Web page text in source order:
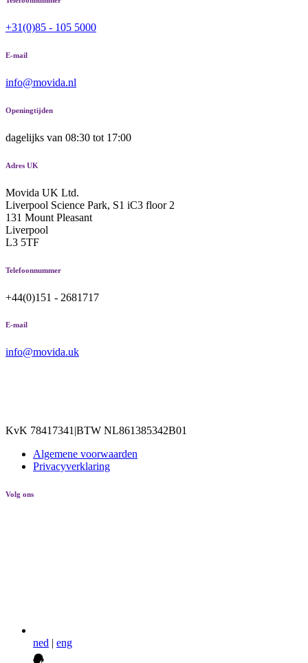
+31(0)85 - 105 5000
E-mail
info@movida.nl
Openingtijden
dagelijks van 08:30 tot 17:00
Adres UK
Movida UK Ltd.
Liverpool Science Park, S1 iC3 floor 2
131 Mount Pleasant
Liverpool
L3 5TF
Telefoonnummer
+44(0)151 - 2681717
E-mail
info@movida.uk
KvK 78417341 |BTW NL861385342B01
Algemene voorwaarden
Privacyverklaring
Volg ons
ned | eng